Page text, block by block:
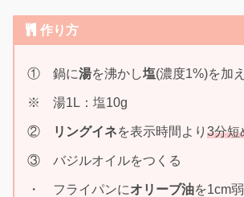
作り方
① 鍋に湯を沸かし塩(濃度1%)を加え
※ 湯1L：塩10g
② リングイネを表示時間より 3分短
③ バジルオイルをつくる
・ フライパンにオリーブ油を1cm